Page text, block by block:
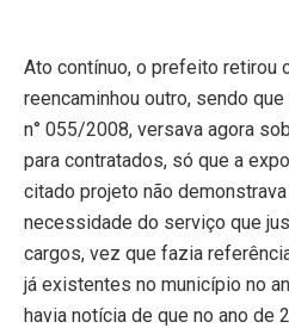
Ato contínuo, o prefeito retirou
reencaminhou outro, sendo
n° 055/2008, versava agora
para contratados, só que a
citado projeto não
necessidade do serviço que
cargos, vez que fazia
já existentes no município no
havia notícia de que no ano de